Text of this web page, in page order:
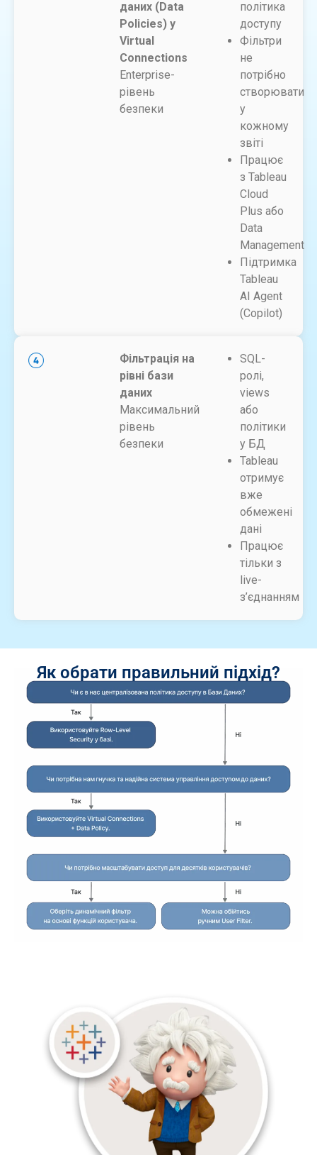
даних (Data
Policies) у
Virtual
Connections
Enterprise-
рівень
безпеки
політика
доступу
Фільтри
не
потрібно
створювати
у
кожному
звіті
Працює
з Tableau
Cloud
Plus або
Data
Management
Підтримка
Tableau
AI Agent
(Copilot)
Фільтрація на
рівні бази
даних
Максимальний
рівень
безпеки
SQL-
ролі,
views
або
політики
у БД
Tableau
отримує
вже
обмежені
дані
Працює
тільки з
live-
з’єднанням
Як обрати правильний підхід?